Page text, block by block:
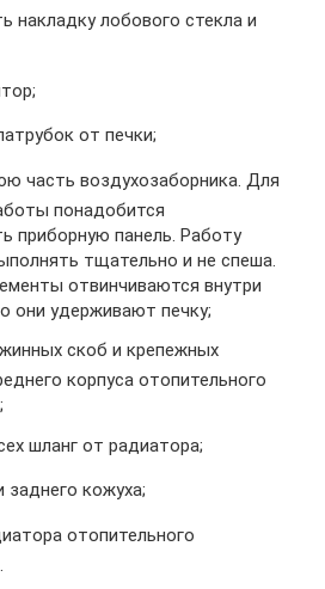
накладку лобового стекла и
от печки;
часть воздухозаборника. Для
понадобится
приборную панель. Работу
тщательно и не спеша.
отвинчиваются внутри
они удерживают печку;
скоб и крепежных
корпуса отопительного
шланг от радиатора;
заднего кожуха;
отопительного